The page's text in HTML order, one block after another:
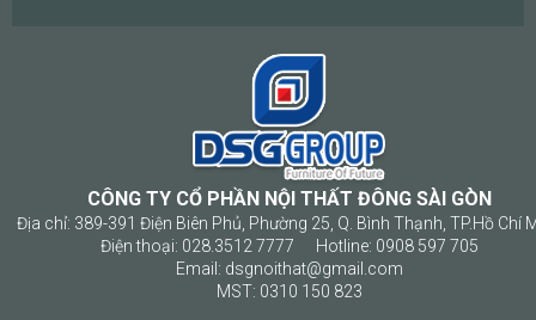
CÔNG TY CỔ PHẦN NỘI THẤT ĐÔNG SÀI GÒN
Địa chỉ: 389-391 Điện Biên Phủ, Phường 25, Q. Bình Thạnh, TP.Hồ Chí
Điện thoại: 028.3512 7777 Hotline: 0908 597 705
Email: dsgnoithat@gmail.com
MST: 0310 150 823